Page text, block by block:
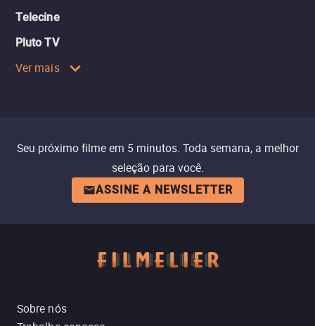
Telecine
Pluto TV
Ver mais
Seu próximo filme em 5 minutos. Toda semana, a melhor
seleção para você.
ASSINE A NEWSLETTER
Sobre nós